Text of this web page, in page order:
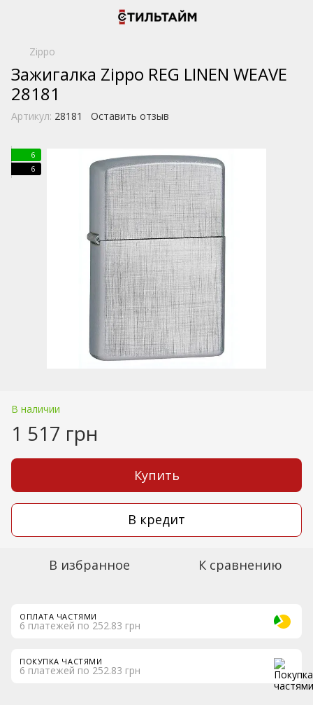
Zippo
Зажигалка Zippo REG LINEN WEAVE
28181
Артикул: 28181 Оставить отзыв
6
6
В наличии
1 517 грн
Купить
В кредит
В избранное К сравнению
ОПЛАТА ЧАСТЯМИ
6 платежей по 252.83 грн
ПОКУПКА ЧАСТЯМИ
6 платежей по 252.83 грн